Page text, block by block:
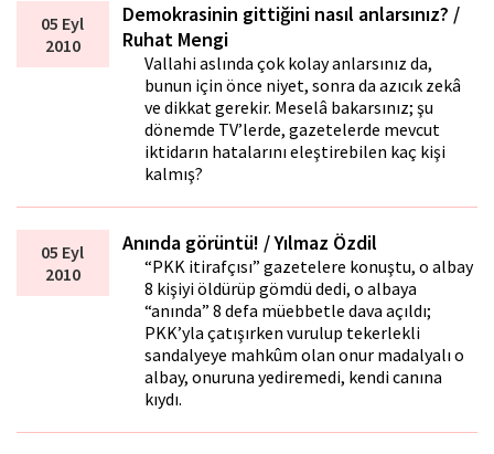
05 Eyl
2010
Demokrasinin gittiğini nasıl anlarsınız? /
Ruhat Mengi
Vallahi aslında çok kolay anlarsınız da,
bunun için önce niyet, sonra da azıcık zekâ
ve dikkat gerekir. Meselâ bakarsınız; şu
dönemde TV’lerde, gazetelerde mevcut
iktidarın hatalarını eleştirebilen kaç kişi
kalmış?
05 Eyl
2010
Anında görüntü! / Yılmaz Özdil
“PKK itirafçısı” gazetelere konuştu, o albay
8 kişiyi öldürüp gömdü dedi, o albaya
“anında” 8 defa müebbetle dava açıldı;
PKK’yla çatışırken vurulup tekerlekli
sandalyeye mahkûm olan onur madalyalı o
albay, onuruna yediremedi, kendi canına
kıydı.